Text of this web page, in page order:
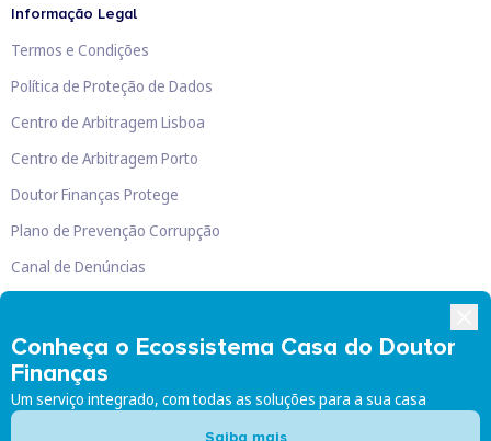
Conheça o Ecossistema Casa do Doutor
Finanças
Um serviço integrado, com todas as soluções para a sua casa
Saiba mais
Informação Legal
Termos e Condições
Política de Proteção de Dados
Centro de Arbitragem Lisboa
Centro de Arbitragem Porto
Doutor Finanças Protege
Plano de Prevenção Corrupção
Canal de Denúncias
Doutor Finanças, Lda